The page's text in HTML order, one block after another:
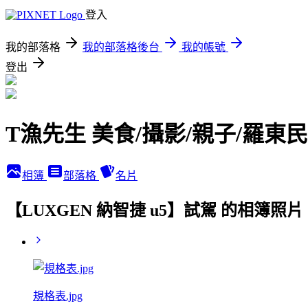
登入
我的部落格 我的部落格後台
我的帳號
登出
T漁先生 美食/攝影/親子/羅東
相簿 部落格 名片
【LUXGEN 納智捷 u5】試駕 的相簿照片
規格表.jpg